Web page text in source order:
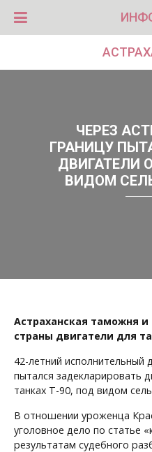
ЧЕРЕЗ
ГРАНИЦУ
ДВИГАТЕЛИ
ВИДОМ
Астраханская таможня
страны двигатели для
42-летний
пытался задекларировать
танках Т-90, под видом
В отношении уроженца
уголовное дело по статье
результатам судебного